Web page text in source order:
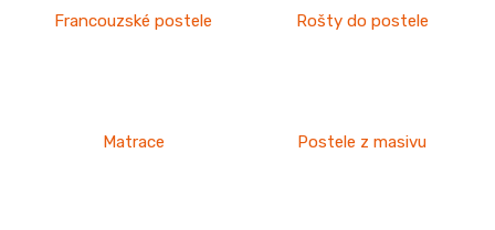
Francouzské postele Rošty do postele
Matrace Postele z masivu